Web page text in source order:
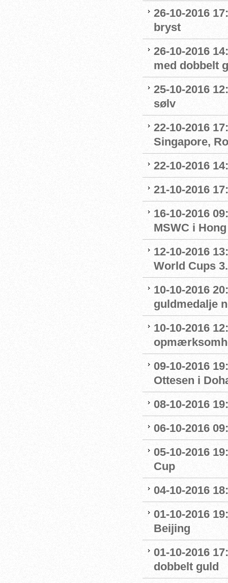
26-10-2016
bryst
26-10-2016
med dobbelt
25-10-2016
sølv
22-10-2016
Singapore,
22-10-2016
21-10-2016
16-10-2016
MSWC i
12-10-2016
World Cups
10-10-2016
guldmedalje
10-10-2016
09-10-2016
Ottesen i
08-10-2016
06-10-2016
05-10-2016
Cup
04-10-2016
01-10-2016
Beijing
01-10-2016
dobbelt guld